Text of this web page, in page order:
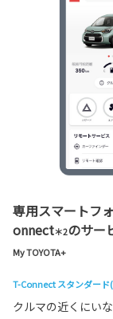
専用スマートフ
onnect＊2のサー
My TOYOTA+
T-Connect スタンダード
クルマの近くにい